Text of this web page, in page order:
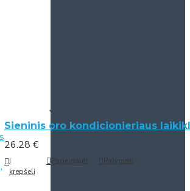
Sieninis oro kondicionieriaus
26.28 €
Į
krepšelį
Pageidauti Palyginti